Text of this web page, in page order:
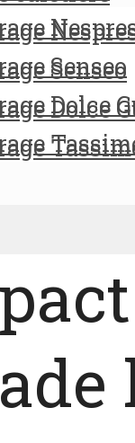
Senseo
Dolce
Senseo
Dolce